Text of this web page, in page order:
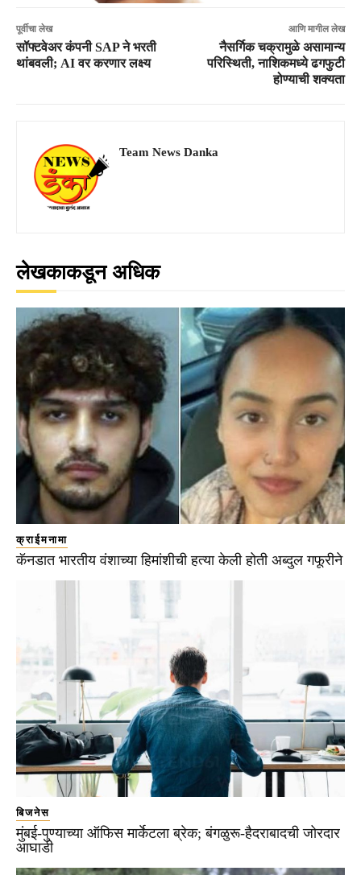
पूर्वीचा लेख
सॉफ्टवेअर कंपनी SAP ने भरती
थांबवली; AI वर करणार लक्ष्य
आणि मागील लेख
नैसर्गिक चक्रामुळे असामान्य
परिस्थिती, नाशिकमध्ये ढगफुटी
होण्याची शक्यता
Team News Danka
लेखकाकडून अधिक
क्राईमनामा
कॅनडात भारतीय वंशाच्या हिमांशीची हत्या केली होती अब्दुल गफूरीने
बिजनेस
मुंबई-पुण्याच्या ऑफिस मार्केटला ब्रेक; बंगळुरू-हैदराबादची जोरदार
आघाडी